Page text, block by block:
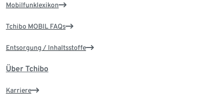
Mobilfunklexikon
Tchibo MOBIL FAQs
Entsorgung / Inhaltsstoffe
Über Tchibo
Karriere